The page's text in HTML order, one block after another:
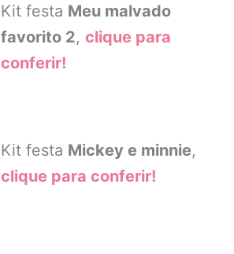
Kit festa Meu malvado
favorito 2,clique para
conferir!
Kit festa Mickey e minnie,
clique para conferir!